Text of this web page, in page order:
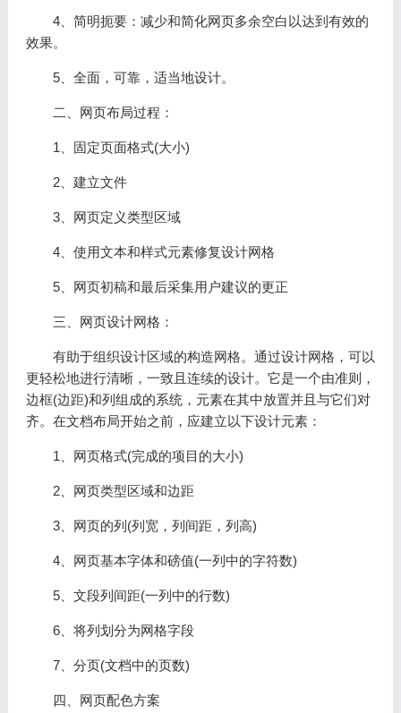
4、简明扼要：减少和简化网页多余空白以达到有效的
效果。
5、全面，可靠，适当地设计。
二、网页布局过程：
1、固定页面格式(大小)
2、建立文件
3、网页定义类型区域
4、使用文本和样式元素修复设计网格
5、网页初稿和最后采集用户建议的更正
三、网页设计网格：
有助于组织设计区域的构造网格。通过设计网格，可以
更轻松地进行清晰，一致且连续的设计。它是一个由准则，
边框(边距)和列组成的系统，元素在其中放置并且与它们对
齐。在文档布局开始之前，应建立以下设计元素：
1、网页格式(完成的项目的大小)
2、网页类型区域和边距
3、网页的列(列宽，列间距，列高)
4、网页基本字体和磅值(一列中的字符数)
5、文段列间距(一列中的行数)
6、将列划分为网格字段
7、分页(文档中的页数)
四、网页配色方案